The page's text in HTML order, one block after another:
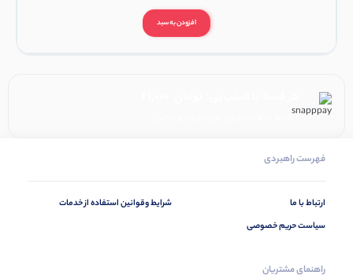
افزودن به سبد
۴ قسط ماهانه. بدون سود، چک و ضامن.
فهرست راهبردی
ارتباط با ما
سیاست حریم خصوصی
شرایط وقوانین استفاده از خدمات
راهنمای مشتریان